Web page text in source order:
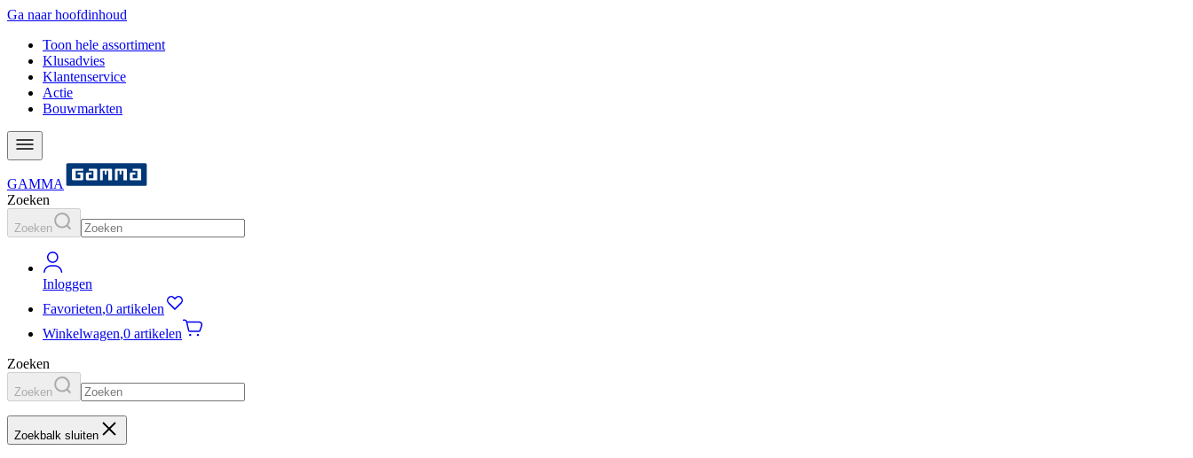
Ga naar hoofdinhoud
Toon hele assortiment
Klusadvies
Klantenservice
Actie
Bouwmarkten
GAMMA
Zoeken
Zoeken
Inloggen
Favorieten,0 artikelen
Winkelwagen,0 artikelen
Zoeken
Zoeken
Zoekbalk sluiten